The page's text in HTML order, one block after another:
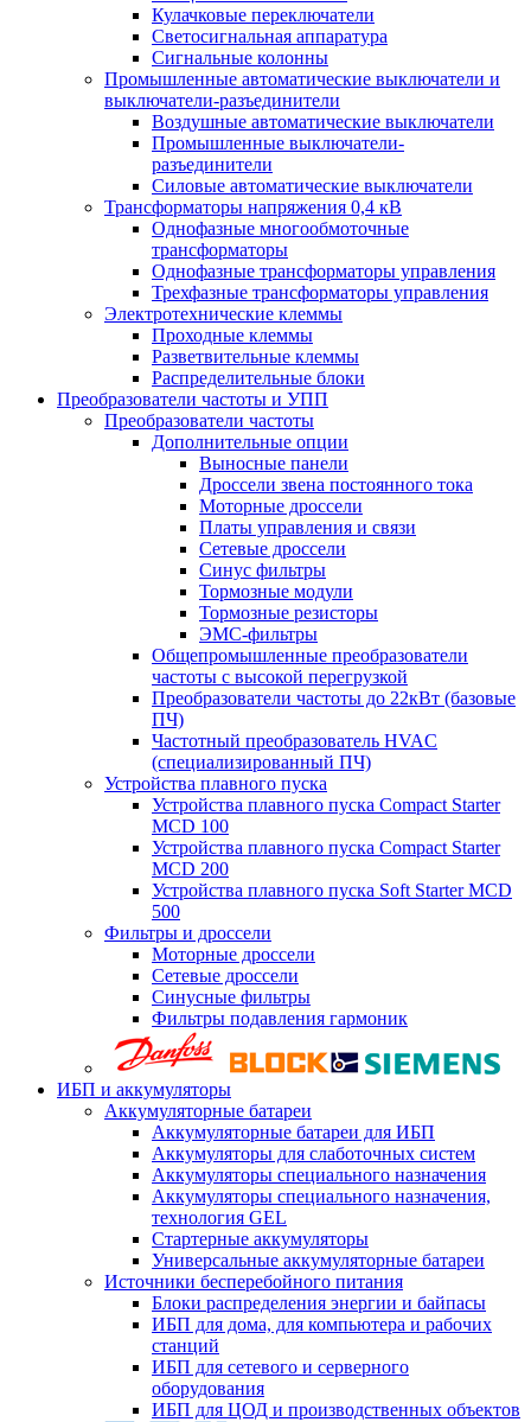
Кулачковые переключатели
Светосигнальная аппаратура
Сигнальные колонны
Промышленные автоматические выключатели и
выключатели-разъединители
Воздушные автоматические выключатели
Промышленные выключатели-
разъединители
Силовые автоматические выключатели
Трансформаторы напряжения 0,4 кВ
Однофазные многообмоточные
трансформаторы
Однофазные трансформаторы управления
Трехфазные трансформаторы управления
Электротехнические клеммы
Проходные клеммы
Разветвительные клеммы
Распределительные блоки
Преобразователи частоты и УПП
Преобразователи частоты
Дополнительные опции
Выносные панели
Дроссели звена постоянного тока
Моторные дроссели
Платы управления и связи
Сетевые дроссели
Синус фильтры
Тормозные модули
Тормозные резисторы
ЭМС-фильтры
Общепромышленные преобразователи
частоты с высокой перегрузкой
Преобразователи частоты до 22кВт (базовые
ПЧ)
Частотный преобразователь HVAC
(специализированный ПЧ)
Устройства плавного пуска
Устройства плавного пуска Compact Starter
MCD 100
Устройства плавного пуска Compact Starter
MCD 200
Устройства плавного пуска Soft Starter MCD
500
Фильтры и дроссели
Моторные дроссели
Сетевые дроссели
Синусные фильтры
Фильтры подавления гармоник
ИБП и аккумуляторы
Аккумуляторные батареи
Аккумуляторные батареи для ИБП
Аккумуляторы для слаботочных систем
Аккумуляторы специального назначения
Аккумуляторы специального назначения,
технология GEL
Стартерные аккумуляторы
Универсальные аккумуляторные батареи
Источники бесперебойного питания
Блоки распределения энергии и байпасы
ИБП для дома, для компьютера и рабочих
станций
ИБП для сетевого и серверного
оборудования
ИБП для ЦОД и производственных объектов